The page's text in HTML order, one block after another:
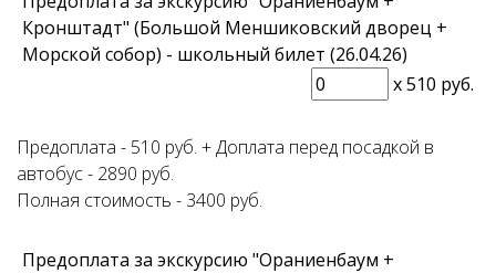
Кронштадт" (Большой Меншиковский дворец +
Морской собор) - школьный билет (26.04.26)
x510 руб.
Предоплата - 510 руб. + Доплата перед посадкой в
автобус - 2890 руб.
Полная стоимость - 3400 руб.
Предоплата за экскурсию "Ораниенбаум +